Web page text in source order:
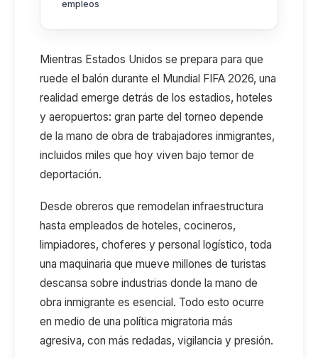
empleos
Mientras Estados Unidos se prepara para que
ruede el balón durante el Mundial FIFA 2026, una
realidad emerge detrás de los estadios, hoteles
y aeropuertos: gran parte del torneo depende
de la mano de obra de trabajadores inmigrantes,
incluidos miles que hoy viven bajo temor de
deportación.
Desde obreros que remodelan infraestructura
hasta empleados de hoteles, cocineros,
limpiadores, choferes y personal logístico, toda
una maquinaria que mueve millones de turistas
descansa sobre industrias donde la mano de
obra inmigrante es esencial. Todo esto ocurre
en medio de una política migratoria más
agresiva, con más redadas, vigilancia y presión.